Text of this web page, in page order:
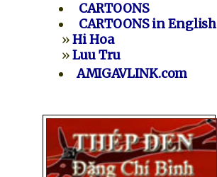
CARTOONS
CARTOONS in English
»Hi Hoa
»Luu Tru
AMIGAVLINK.com